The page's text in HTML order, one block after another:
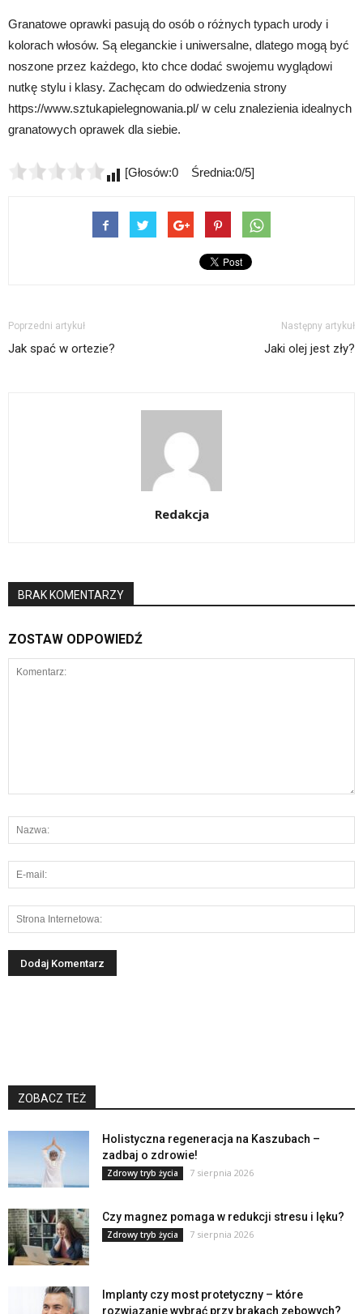
Granatowe oprawki pasują do osób o różnych typach urody i
kolorach włosów. Są eleganckie i uniwersalne, dlatego mogą być
noszone przez każdego, kto chce dodać swojemu wyglądowi
nutkę stylu i klasy. Zachęcam do odwiedzenia strony
https://www.sztukapielegnowania.pl/ w celu znalezienia idealnych
granatowych oprawek dla siebie.
[Głosów:0 Średnia:0/5]
Poprzedni artykuł
Jak spać w ortezie?
Następny artykuł
Jaki olej jest zły?
Redakcja
BRAK KOMENTARZY
ZOSTAW ODPOWIEDŹ
ZOBACZ TEŻ
Holistyczna regeneracja na Kaszubach –
zadbaj o zdrowie!
Zdrowy tryb życia 7 sierpnia 2026
Czy magnez pomaga w redukcji stresu i lęku?
Zdrowy tryb życia 7 sierpnia 2026
Implanty czy most protetyczny – które
rozwiązanie wybrać przy brakach zębowych?